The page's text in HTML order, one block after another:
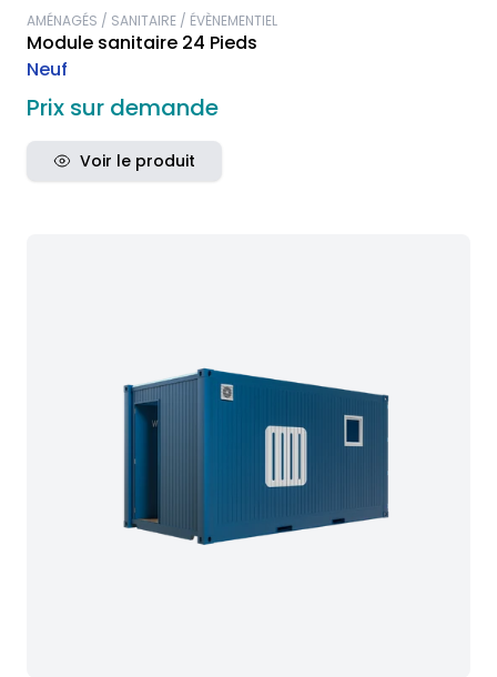
AMÉNAGÉS / SANITAIRE / ÉVÈNEMENTIEL
Module sanitaire 24 Pieds
Neuf
Prix sur demande
Voir le produit